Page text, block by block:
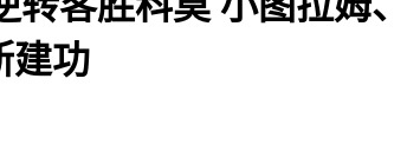
建功